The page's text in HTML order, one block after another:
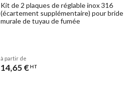
Kit de 2 plaques de réglable inox 316
(écartement supplémentaire) pour bride
murale de tuyau de fumée
à partir de
14,65 €HT